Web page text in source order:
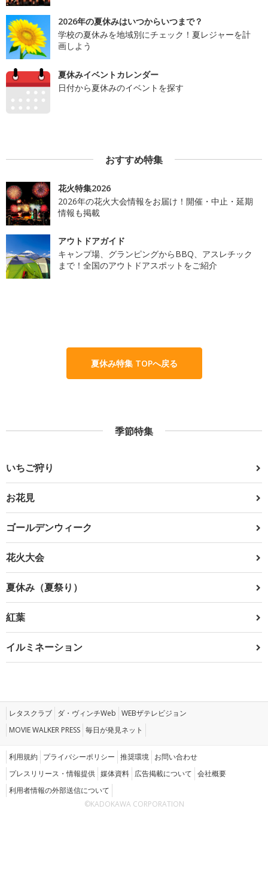
2026年の夏休みはいつからいつまで？
学校の夏休みを地域別にチェック！夏レジャーを計
画しよう
夏休みイベントカレンダー
日付から夏休みのイベントを探す
おすすめ特集
花火特集2026
2026年の花火大会情報をお届け！開催・中止・延期
情報も掲載
アウトドアガイド
キャンプ場、グランピングからBBQ、アスレチック
まで！全国のアウトドアスポットをご紹介
夏休み特集 TOPへ戻る
季節特集
いちご狩り
お花見
ゴールデンウィーク
花火大会
夏休み（夏祭り）
紅葉
イルミネーション
レタスクラブ ダ・ヴィンチWeb WEBザテレビジョン
MOVIE WALKER PRESS 毎日が発見ネット
利用規約 プライバシーポリシー 推奨環境 お問い合わせ
プレスリリース・情報提供 媒体資料 広告掲載について 会社概要
利用者情報の外部送信について
©KADOKAWA CORPORATION